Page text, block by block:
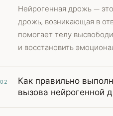
Нейрогенная дрожь —
дрожь, возникающая в
помогает телу
и восстановить
02
Как правильно
вызова нейрогенной